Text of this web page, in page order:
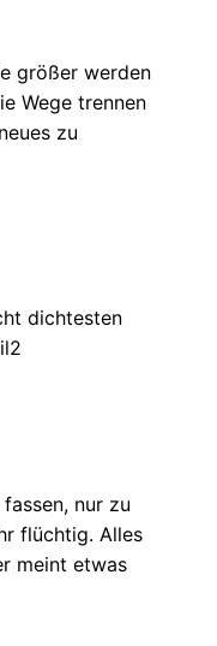
größer werden
Wege trennen
zu
dichtesten
nur zu
flüchtig. Alles
meint etwas